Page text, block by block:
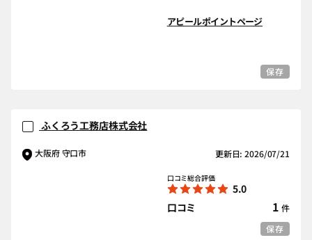
アピールポイントページ
保存
ふくろう工務店株式会社
大阪府 守口市 更新日: 2026/07/21
口コミ総合評価
5.0
口コミ
1 件
保存